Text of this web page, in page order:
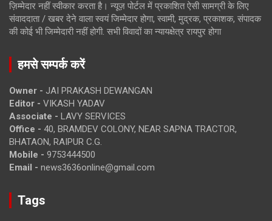
ज़िम्मेदार नहीं स्वीकार करता है। न्यूज़ पोर्टल में प्रकाशित ऐसी सामग्री के लिए
संवाददाता / खबर देने वाला स्वयं जिम्मेदार होगा, स्वामी, मुद्रक, प्रकाशक, संपादक
की कोई भी जिम्मेदारी नहीं होगी. सभी विवादों का न्यायक्षेत्र रायपुर होगा
हमसे सम्पर्क करें
Owner - JAI PRAKASH DEWANGAN
Editor - VIKASH YADAV
Associate - LAVY SERVICES
Office - 40, BRAMDEV COLONY, NEAR SAPNA TRACTOR,
BHATAON, RAIPUR C.G.
Mobile - 9753444500
Email - news3636online@gmail.com
Tags